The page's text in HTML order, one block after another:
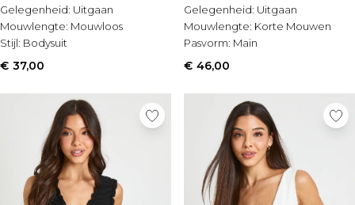
Gelegenheid: Uitgaan
Mouwlengte: Mouwloos
Stijl: Bodysuit
€ 37,00
Gelegenheid: Uitgaan
Mouwlengte: Korte Mouwen
Pasvorm: Main
€ 46,00